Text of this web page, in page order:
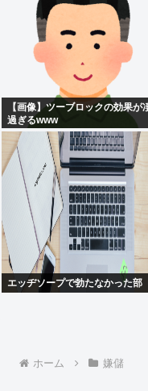
【画像】ツーブロックの効果が
過ぎるwww
エッヂソープで勃たなかった部
ホーム 嫌儲